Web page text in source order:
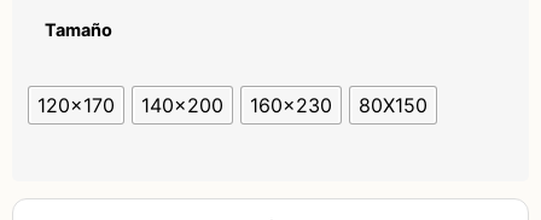
Tamaño
120x170 140x200 160x230 80X150